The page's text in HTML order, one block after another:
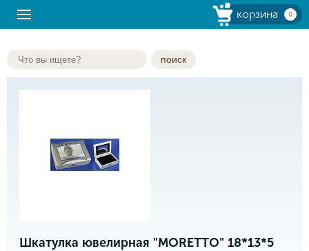
корзина 0
поиск
Шкатулка ювелирная "MORETTO" 18*13*5